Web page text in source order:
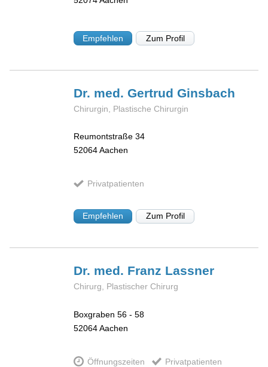
Empfehlen Zum Profil
Dr. med. GertrudGinsbach
Chirurgin, Plastische Chirurgin
Reumontstraße 34
52064Aachen
Privatpatienten
Empfehlen Zum Profil
Dr. med. Franz Lassner
Chirurg, Plastischer Chirurg
Boxgraben 56 - 58
52064Aachen
Öffnungszeiten Privatpatienten